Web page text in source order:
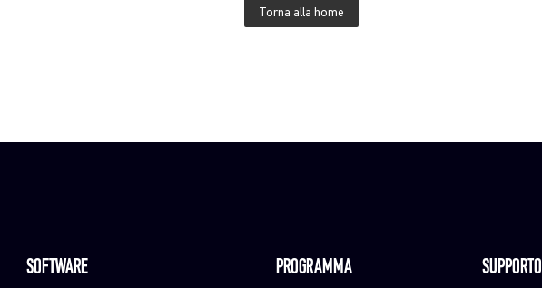
Torna alla home
SOFTWARE PROGRAMMA SUPPORTO